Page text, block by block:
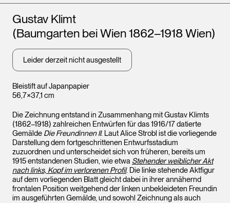
Bleistift auf Japanpapier
56,7×37,1 cm
Künstler*innen
Gustav Klimt
(Baumgarten bei Wien 1862–1918 Wien)
Leider derzeit nicht ausgestellt
Die Zeichnung entstand in Zusammenhang mit Gustav Klimts
(1862–1918) zahlreichen Entwürfen für das 1916/17 datierte
Gemälde Die Freundinnen II. Laut Alice Strobl ist die vorliegende
Darstellung dem fortgeschrittenen Entwurfsstadium
zuzuordnen und unterscheidet sich von früheren, bereits um
1915 entstandenen Studien, wie etwa Stehender weiblicher Akt
nach links, Kopf im verlorenen Profil. Die linke stehende Aktfigur
auf dem vorliegenden Blatt gleicht dabei in ihrer annähernd
frontalen Position weitgehend der linken unbekleideten Freundin
im ausgeführten Gemälde, und sowohl Zeichnung als auch